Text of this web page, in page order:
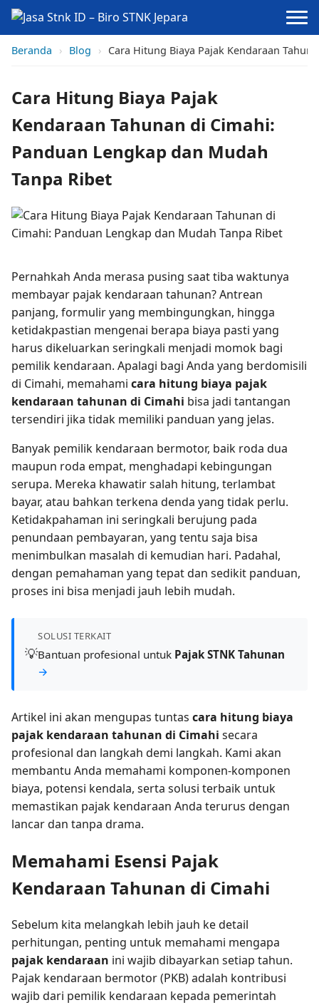
Beranda › Blog › Cara Hitung Biaya Pajak Kendaraan
Cara Hitung Biaya Pajak
Kendaraan Tahunan di Cimahi:
Panduan Lengkap dan Mudah
Tanpa Ribet
Pernahkah Anda merasa pusing saat tiba waktunya
membayar pajak kendaraan tahunan? Antrean
panjang, formulir yang membingungkan, hingga
ketidakpastian mengenai berapa biaya pasti yang
harus dikeluarkan seringkali menjadi momok bagi
pemilik kendaraan. Apalagi bagi Anda yang berdomisili
di Cimahi, memahami cara hitung biaya pajak
kendaraan tahunan di Cimahi bisa jadi tantangan
tersendiri jika tidak memiliki panduan yang jelas.
Banyak pemilik kendaraan bermotor, baik roda dua
maupun roda empat, menghadapi kebingungan
serupa. Mereka khawatir salah hitung, terlambat
bayar, atau bahkan terkena denda yang tidak perlu.
Ketidakpahaman ini seringkali berujung pada
penundaan pembayaran, yang tentu saja bisa
menimbulkan masalah di kemudian hari. Padahal,
dengan pemahaman yang tepat dan sedikit panduan,
proses ini bisa menjadi jauh lebih mudah.
💡
SOLUSI TERKAIT
Bantuan profesional untuk Pajak STNK Tahunan
→
Artikel ini akan mengupas tuntas cara hitung biaya
pajak kendaraan tahunan di Cimahi secara
profesional dan langkah demi langkah. Kami akan
membantu Anda memahami komponen-komponen
biaya, potensi kendala, serta solusi terbaik untuk
memastikan pajak kendaraan Anda terurus dengan
lancar dan tanpa drama.
Memahami Esensi Pajak
Kendaraan Tahunan di Cimahi
Sebelum kita melangkah lebih jauh ke detail
perhitungan, penting untuk memahami mengapa
pajak kendaraan ini wajib dibayarkan setiap tahun.
Pajak kendaraan bermotor (PKB) adalah kontribusi
wajib dari pemilik kendaraan kepada pemerintah